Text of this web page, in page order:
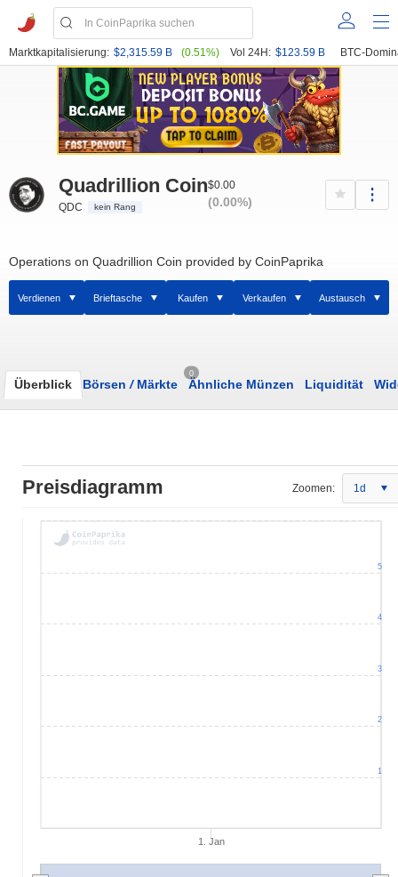
Marktkapitalisierung: $2,315.59 B (0.51%) Vol 24H: $123.59 B BTC-
Quadrillion Coin
QDC kein Rang
$0.00
(0.00%)
Operations on Quadrillion Coin provided by CoinPaprika
Verdienen Brieftasche Kaufen Verkaufen Austausch
Überblick Börsen /Märkte
0
Ähnliche Münzen Liquidität
Preisdiagramm Zoomen: 1d
1. Jan
1
2
3
4
5